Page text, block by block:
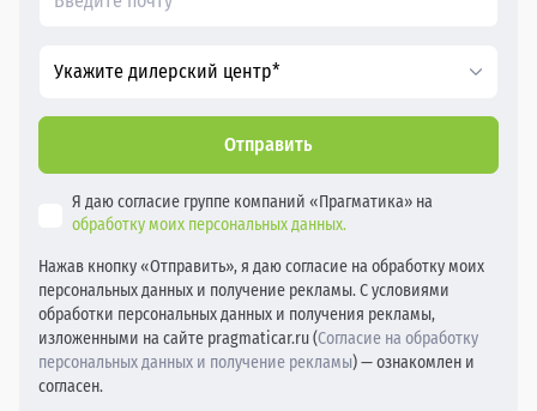
Укажите дилерский центр*
Отправить
Я даю согласие группе компаний «Прагматика» на
обработку моих персональных данных.
Нажав кнопку «Отправить», я даю согласие на обработку моих
персональных данных и получение рекламы. С условиями
обработки персональных данных и получения рекламы,
изложенными на сайте pragmaticar.ru (Согласие на обработку
персональных данных и получение рекламы) — ознакомлен и
согласен.